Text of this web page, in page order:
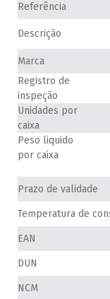
Referência
Descrição
Marca
Registro de
inspeção
Unidades por
caixa
Peso liquido
por caixa
Prazo de validade
Temperatura de
EAN
DUN
NCM